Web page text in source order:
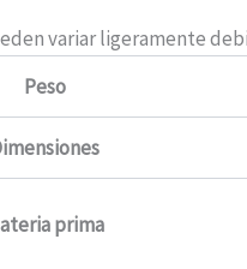
variar ligeramente
Peso
prima